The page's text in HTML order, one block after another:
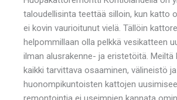
taloudellisinta teettää silloin, kun katto
ei kovin vaurioitunut vielä. Tällöin
helpommillaan olla pelkkä vesikatteen
ilman alusrakenne- ja eristetöitä. Meiltä
kaikki tarvittava osaaminen, välineistö
huonompikuntoisten kattojen